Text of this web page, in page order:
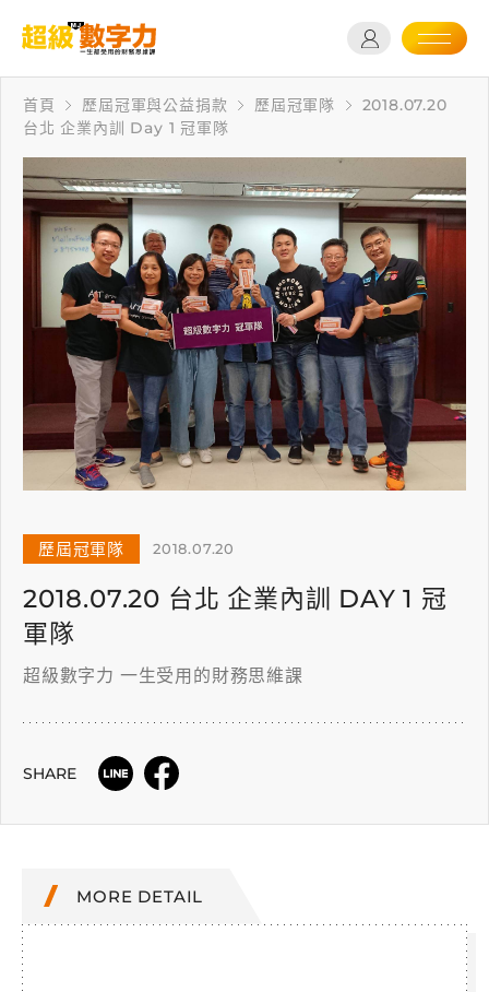
首頁 歷屆冠軍與公益捐款 歷屆冠軍隊
2018.07.20
台北 企業內訓 Day 1 冠軍隊
歷屆冠軍隊 2018.07.20
2018.07.20 台北 企業內訓 DAY 1 冠
軍隊
超級數字力 一生受用的財務思維課
SHARE
MORE DETAIL